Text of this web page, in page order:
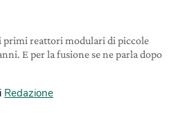
primi reattori modulari di piccole
E per la fusione se ne parla dopo
Redazione